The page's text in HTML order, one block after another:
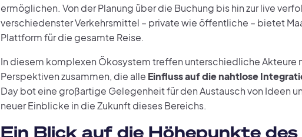
ermöglichen. Von der Planung über die Buchung bis hin zur live
verschiedenster Verkehrsmittel – private wie öffentliche – bietet
Plattform für die gesamte Reise.
In diesem komplexen Ökosystem treffen unterschiedliche Akteure
Perspektiven zusammen, die alle Einfluss auf die nahtlose
Day bot eine großartige Gelegenheit für den Austausch von Ideen
neuer Einblicke in die Zukunft dieses Bereichs.
Ein Blick auf die Höhepunkte